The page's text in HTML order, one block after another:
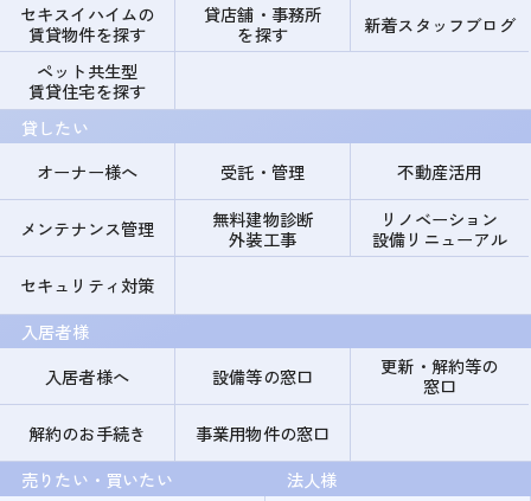
セキスイハイムの
賃貸物件を探す
貸店舗・事務所
を探す
新着スタッフブログ
ペット共生型
賃貸住宅を探す
貸したい
オーナー様へ
受託・管理 不動産活用
メンテナンス管理
無料建物診断
外装工事
リノベーション
設備リニューアル
セキュリティ対策
入居者様
入居者様へ
設備等の窓口
更新・解約等の
窓口
解約のお手続き
事業用物件の窓口
売りたい・買いたい
法人様